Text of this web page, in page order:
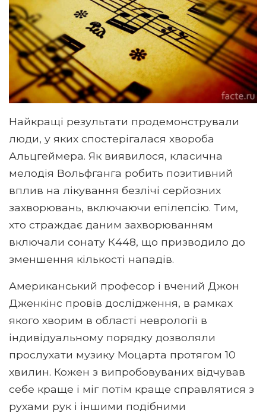
Найкращі результати продемонстрували
люди, у яких спостерігалася хвороба
Альцгеймера. Як виявилося, класична
мелодія Вольфганга робить позитивний
вплив на лікування безлічі серйозних
захворювань, включаючи епілепсію. Тим,
хто страждає даним захворюванням
включали сонату К448, що призводило до
зменшення кількості нападів.
Американський професор і вчений Джон
Дженкінс провів дослідження, в рамках
якого хворим в області неврології в
індивідуальному порядку дозволяли
прослухати музику Моцарта протягом 10
хвилин. Кожен з випробовуваних відчував
себе краще і міг потім краще справлятися з
рухами рук і іншими подібними